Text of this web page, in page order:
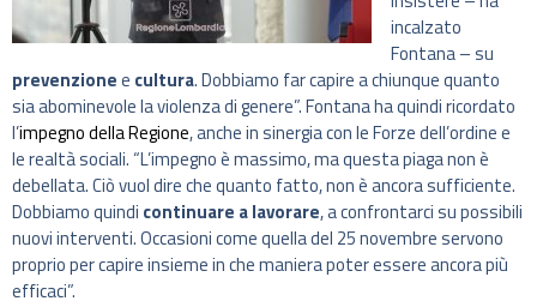
incalzato
Fontana – su
prevenzionee cultura. Dobbiamo far capire a chiunque quanto
sia abominevole la violenza di genere”. Fontana ha quindi ricordato
l’impegno della Regione, anche in sinergia con le Forze dell’ordine e
le realtà sociali. “L’impegno è massimo, ma questa piaga non è
debellata. Ciò vuol dire che quanto fatto, non è ancora sufficiente.
Dobbiamo quindi continuare a lavorare, a confrontarci su possibili
nuovi interventi. Occasioni come quella del 25 novembre servono
proprio per capire insieme in che maniera poter essere ancora più
efficaci”.